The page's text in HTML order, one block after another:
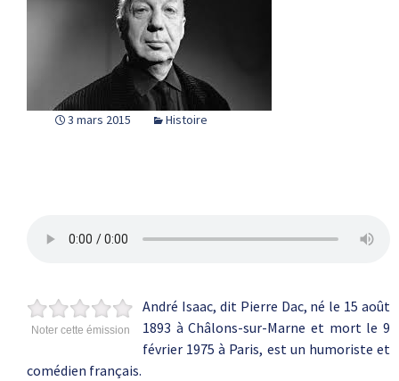
3 mars 2015 Histoire
Noter cette émission
André Isaac, dit Pierre Dac, né le 15 août
1893 à Châlons-sur-Marne et mort le 9
février 1975 à Paris, est un humoriste et
comédien français.